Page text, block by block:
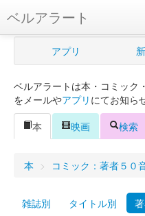
ベルアラート
ベルアラートとは
新規登録
ログイン
Myシェルフ
アプリ
ベルアラートは本・コミック
をメールやアプリ にてお知ら
本
映画 検索
本 > コミック：著者５０
雑誌別 タイトル別